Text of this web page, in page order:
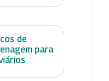
de
para